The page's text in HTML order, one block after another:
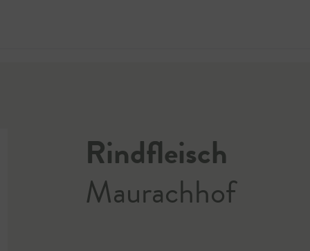
Rindfleisch
Maurachhof